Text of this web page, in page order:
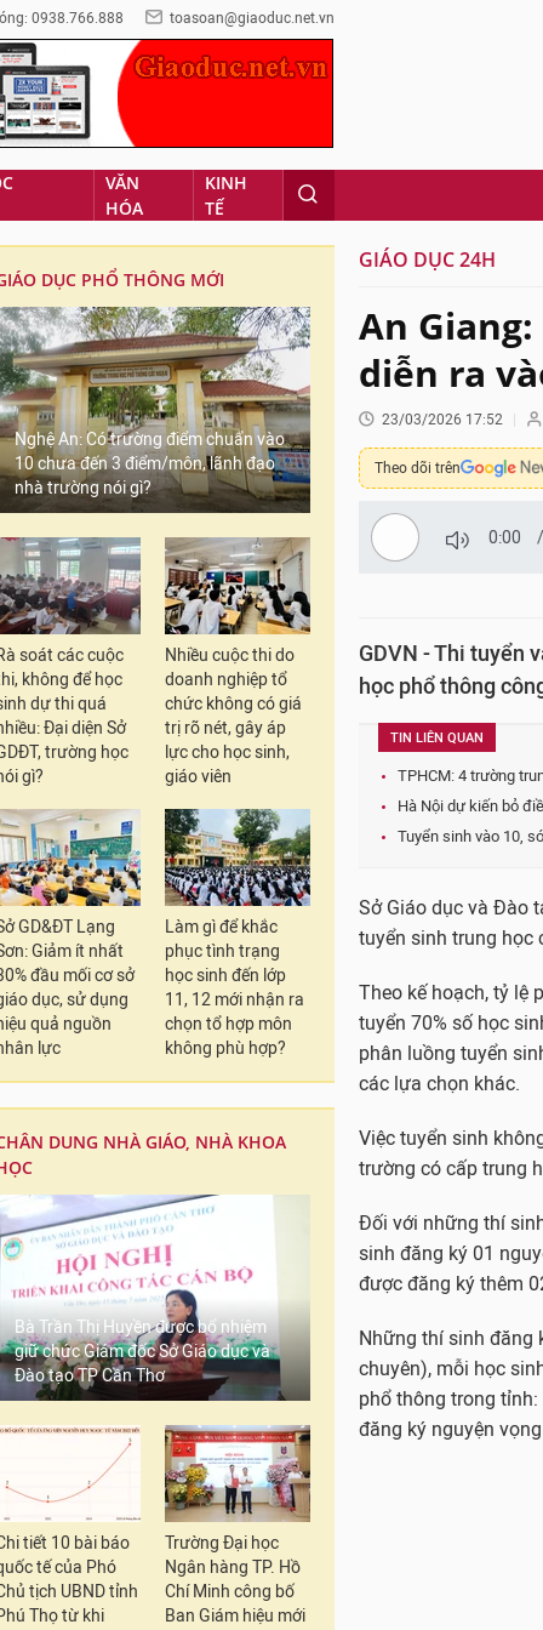
0938.766.888 toasoan@giaoduc.net.vn
VĂN
HÓA
KINH
TẾ
DỤC PHỔ THÔNG MỚI
Nghệ An: Có trường điểm chuẩn vào
10 chưa đến 3 điểm/môn, lãnh đạo
nhà trường nói gì?
soát các cuộc
không để học
dự thi quá
Đại diện Sở
trường học
gì?
Nhiều cuộc thi do
doanh nghiệp tổ
chức không có giá
trị rõ nét, gây áp
lực cho học sinh,
giáo viên
GD&ĐT Lạng
Giảm ít nhất
đầu mối cơ sở
dục, sử dụng
quả nguồn
lực
Làm gì để khắc
phục tình trạng
học sinh đến lớp
11, 12 mới nhận ra
chọn tổ hợp môn
không phù hợp?
DUNG NHÀ GIÁO, NHÀ KHOA
Bà Trần Thị Huyền được bổ nhiệm
giữ chức Giám đốc Sở Giáo dục và
Đào tạo TP Cần Thơ
tiết 10 bài báo
tế của Phó
tịch UBND tỉnh
Thọ từ khi
Trường Đại học
Ngân hàng TP. Hồ
Chí Minh công bố
Ban Giám hiệu mới
GIÁO DỤC 24H
An
diễn ra
23/03/2026 17:52
Theo dõi trên
0:00 /
GDVN - Thi tuyển
học phổ thông
TIN LIÊN QUAN
TPHCM: 4 trường
Hà Nội dự kiến bỏ
Tuyển sinh vào 10,
Sở Giáo dục và Đào
tuyển sinh trung học
Theo kế hoạch, tỷ lệ
tuyển 70% số học
phân luồng tuyển
các lựa chọn khác.
Việc tuyển sinh
trường có cấp trung
Đối với những thí
sinh đăng ký 01
được đăng ký thêm
Những thí sinh đăng
chuyên), mỗi học
phổ thông trong
đăng ký nguyện